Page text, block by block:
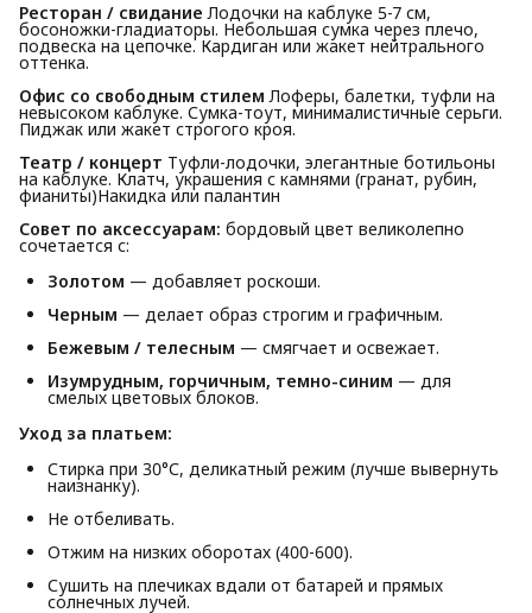
Ресторан / свидание Лодочки на каблуке 5-7 см,
босоножки-гладиаторы. Небольшая сумка через плечо,
подвеска на цепочке. Кардиган или жакет нейтрального
оттенка.
Офис со свободным стилем Лоферы, балетки, туфли на
невысоком каблуке. Сумка-тоут, минималистичные серьги.
Пиджак или жакет строгого кроя.
Театр / концерт Туфли-лодочки, элегантные ботильоны
на каблуке. Клатч, украшения с камнями (гранат, рубин,
фианиты)Накидка или палантин
Совет по аксессуарам: бордовый цвет великолепно
сочетается с:
Золотом — добавляет роскоши.
Черным — делает образ строгим и графичным.
Бежевым / телесным — смягчает и освежает.
Изумрудным, горчичным, темно-синим — для
смелых цветовых блоков.
Уход за платьем:
Стирка при 30°С, деликатный режим (лучше вывернуть
наизнанку).
Не отбеливать.
Отжим на низких оборотах (400-600).
Сушить на плечиках вдали от батарей и прямых
солнечных лучей.